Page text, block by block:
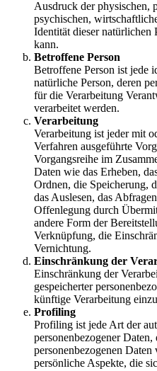
Ausdruck der physischen,
psychischen,
Identität dieser natürlichen
kann.
Betroffene Person
Betroffene Person ist jede
natürliche Person, deren
für die Verarbeitung
verarbeitet werden.
Verarbeitung
Verarbeitung ist jeder mit
Verfahren ausgeführte
Vorgangsreihe im
Daten wie das Erheben,
Ordnen, die Speicherung,
das Auslesen, das
Offenlegung durch
andere Form der
Verknüpfung, die
Vernichtung.
Einschränkung der
Einschränkung der
gespeicherter
künftige Verarbeitung
Profiling
Profiling ist jede Art der
personenbezogener Daten,
personenbezogenen
persönliche Aspekte, die